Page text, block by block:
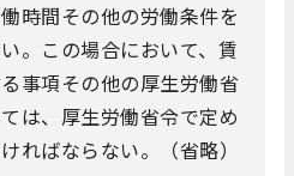
時間その他の労働条件を
。この場合において、賃
事項その他の厚生労働省
は、厚生労働省令で定め
ればならない。（省略）